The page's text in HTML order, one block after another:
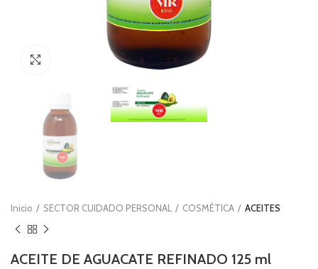
Clic para ampliar
Inicio SECTOR CUIDADO PERSONAL COSMÉTICA ACEITES
ACEITE DE AGUACATE REFINADO 125 ml